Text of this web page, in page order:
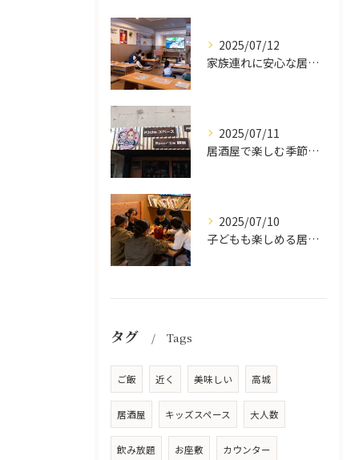
2025/07/12
家族連れに安心な居酒屋体験
2025/07/11
居酒屋で楽しむ季節の味覚と生中継スポーツ観戦
2025/07/10
子どもも楽しめる居酒屋の魅力
タグ Tags
ご飯 近く 美味しい 高城
居酒屋 キッズスペース 大人数
飲み放題 お座敷 カウンター